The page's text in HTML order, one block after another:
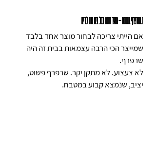
1. שרפרף במטבח – מוצר חובה בכל בית עם ילדים
אם הייתי צריכה לבחור מוצר אחד בלבד
שמייצר הכי הרבה עצמאות בבית זה היה
שרפרף.
לא צעצוע. לא מתקן יקר. שרפרף פשוט,
יציב, שנמצא קבוע במטבח.